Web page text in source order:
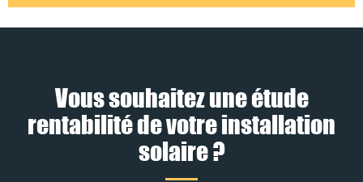
Vous souhaitez une étude
rentabilité de votre installation
solaire ?